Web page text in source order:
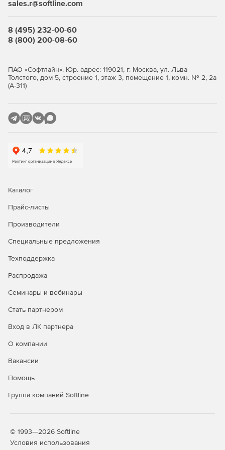
Окно «Локальная смета»
Переключение метода расчета: базисно-индексный,
Задание и редактирование формул расчета объема и
стоимости.
Пересчет сметы и акта из справочников.
Окно «Акт выполненных работ»
Задание общего процента выполнения по всей смете
Графическое отображение закрытия по каждой
Дополнительные возможности
Редактор стандартных сметных отчетов.
Фильтр во всех справочниках.
sales.r@softline.com
8 (495) 232-00-60
8 (800) 200-08-60
ПАО «Софтлайн». Юр. адрес: 119021, г. Москва, ул. Льва
Толстого, дом 5, строение 1, этаж 3, помещение 1, комн. № 2, 2а
(А-311)
Каталог
Прайс-листы
Производители
Специальные предложения
Техподдержка
Распродажа
Семинары и вебинары
Стать партнером
Вход в ЛК партнера
О компании
Вакансии
Помощь
Группа компаний Softline
© 1993—2026 Softline
Условия использования